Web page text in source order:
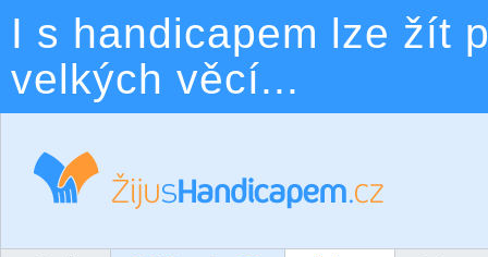
I s handicapem lze žít
velkých věcí...